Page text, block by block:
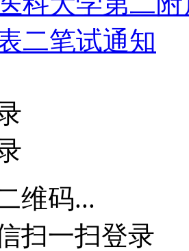
二笔试通知
维码...
扫一扫登录